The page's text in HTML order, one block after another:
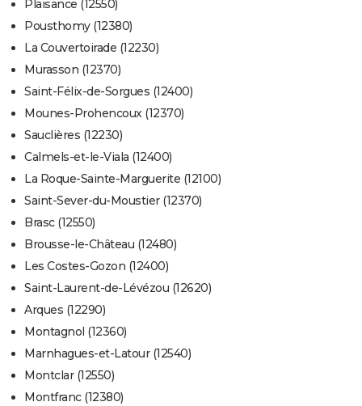
Plaisance (12550)
Pousthomy (12380)
La Couvertoirade (12230)
Murasson (12370)
Saint-Félix-de-Sorgues (12400)
Mounes-Prohencoux (12370)
Sauclières (12230)
Calmels-et-le-Viala (12400)
La Roque-Sainte-Marguerite (12100)
Saint-Sever-du-Moustier (12370)
Brasc (12550)
Brousse-le-Château (12480)
Les Costes-Gozon (12400)
Saint-Laurent-de-Lévézou (12620)
Arques (12290)
Montagnol (12360)
Marnhagues-et-Latour (12540)
Montclar (12550)
Montfranc (12380)